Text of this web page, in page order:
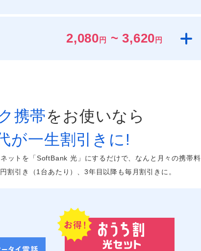
2,080 円 ~ 3,620 円
携帯をお使いなら
が一生割引きに!
ットを「SoftBank 光」にするだけで、なんと月々の携帯料
割引き（1台あたり）、3年目以降も毎月割引きに。